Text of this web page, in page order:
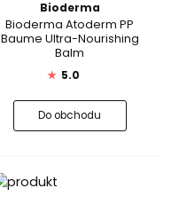
Bioderma
Bioderma Atoderm PP
Baume Ultra-Nourishing
Balm
★ 5.0
Do obchodu